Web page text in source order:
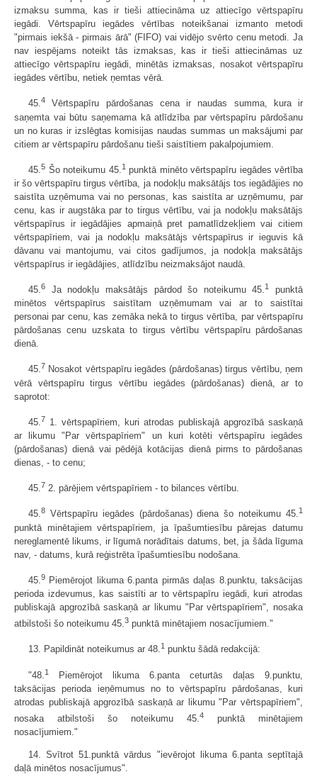
izmaksu summa, kas ir tieši attiecināma uz attiecīgo vērtspapīru
iegādi. Vērtspapīru iegādes vērtības noteikšanai izmanto metodi
"pirmais iekšā - pirmais ārā" (FIFO) vai vidējo svērto cenu metodi. Ja
nav iespējams noteikt tās izmaksas, kas ir tieši attiecināmas uz
attiecīgo vērtspapīru iegādi, minētās izmaksas, nosakot vērtspapīru
iegādes vērtību, netiek ņemtas vērā.
45.4
Vērtspapīru pārdošanas cena ir naudas summa, kura ir
saņemta vai būtu saņemama kā atlīdzība par vērtspapīru pārdošanu
un no kuras ir izslēgtas komisijas naudas summas un maksājumi par
citiem ar vērtspapīru pārdošanu tieši saistītiem pakalpojumiem.
45. 5 Šo noteikumu 45. 1punktā minēto vērtspapīru iegādes vērtība
ir šo vērtspapīru tirgus vērtība, ja nodokļu maksātājs tos iegādājies no
saistīta uzņēmuma vai no personas, kas saistīta ar uzņēmumu, par
cenu, kas ir augstāka par to tirgus vērtību, vai ja nodokļu maksātājs
vērtspapīrus ir iegādājies apmaiņā pret pamatlīdzekļiem vai citiem
vērtspapīriem, vai ja nodokļu maksātājs vērtspapīrus ir ieguvis kā
dāvanu vai mantojumu, vai citos gadījumos, ja nodokļa maksātājs
vērtspapīrus ir iegādājies, atlīdzību neizmaksājot naudā.
45.6 Ja nodokļu maksātājs pārdod šo noteikumu 45.1
punktā
minētos vērtspapīrus saistītam uzņēmumam vai ar to saistītai
personai par cenu, kas zemāka nekā to tirgus vērtība, par vērtspapīru
pārdošanas cenu uzskata to tirgus vērtību vērtspapīru pārdošanas
dienā.
45.7 Nosakot vērtspapīru iegādes (pārdošanas) tirgus vērtību, ņem
vērā vērtspapīru tirgus vērtību iegādes (pārdošanas) dienā, ar to
saprotot:
45. 7 1. vērtspapīriem, kuri atrodas publiskajā apgrozībā saskaņā
ar likumu "Par vērtspapīriem" un kuri kotēti vērtspapīru iegādes
(pārdošanas) dienā vai pēdējā kotācijas dienā pirms to pārdošanas
dienas, - to cenu;
45.7 2. pārējiem vērtspapīriem - to bilances vērtību.
45.8 Vērtspapīru iegādes (pārdošanas) diena šo noteikumu 45.1
punktā minētajiem vērtspapīriem, ja īpašumtiesību pārejas datumu
nereglamentē likums, ir līgumā norādītais datums, bet, ja šāda līguma
nav, - datums, kurā reģistrēta īpašumtiesību nodošana.
45. 9 Piemērojot likuma 6.panta pirmās daļas 8.punktu, taksācijas
perioda izdevumus, kas saistīti ar to vērtspapīru iegādi, kuri atrodas
publiskajā apgrozībā saskaņā ar likumu "Par vērtspapīriem", nosaka
atbilstoši šo noteikumu 45.3 punktā minētajiem nosacījumiem."
13. Papildināt noteikumus ar 48.1 punktu šādā redakcijā:
"48. 1
Piemērojot likuma 6.panta ceturtās daļas 9.punktu,
taksācijas perioda ieņēmumus no to vērtspapīru pārdošanas, kuri
atrodas publiskajā apgrozībā saskaņā ar likumu "Par vērtspapīriem",
nosaka atbilstoši šo noteikumu 45.4
punktā minētajiem
nosacījumiem."
14. Svītrot 51.punktā vārdus "ievērojot likuma 6.panta septītajā
daļā minētos nosacījumus".